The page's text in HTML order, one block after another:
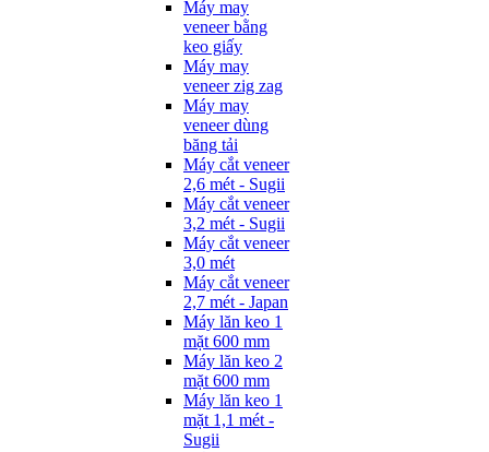
Máy may
veneer bằng
keo giấy
Máy may
veneer zig zag
Máy may
veneer dùng
băng tải
Máy cắt veneer
2,6 mét - Sugii
Máy cắt veneer
3,2 mét - Sugii
Máy cắt veneer
3,0 mét
Máy cắt veneer
2,7 mét - Japan
Máy lăn keo 1
mặt 600 mm
Máy lăn keo 2
mặt 600 mm
Máy lăn keo 1
mặt 1,1 mét -
Sugii